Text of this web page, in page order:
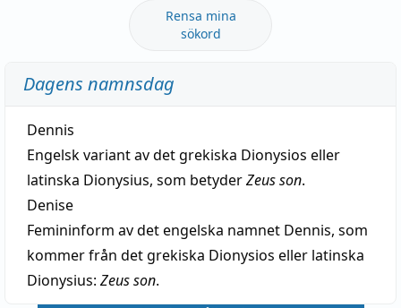
Rensa mina
sökord
Dagens namnsdag
Dennis
Engelsk variant av det grekiska Dionysios eller
latinska Dionysius, som betyderZeus son.
Denise
Femininform av det engelska namnet Dennis, som
kommer från det grekiska Dionysios eller latinska
Dionysius: Zeus son.